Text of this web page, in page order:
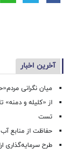
آخرین اخبار
میان نگرانی
از «کلیله و دمنه»
تست
حفاظت از منابع
طرح سرمایه‌گذاری